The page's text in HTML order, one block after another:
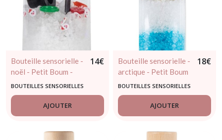
Bouteille sensorielle -
noël - Petit Boum -
dès 3 mois - édition
limité
14€
BOUTEILLES SENSORIELLES
AJOUTER
Bouteille sensorielle -
arctique - Petit Boum
- dès 3 mois
18€
BOUTEILLES SENSORIELLES
AJOUTER